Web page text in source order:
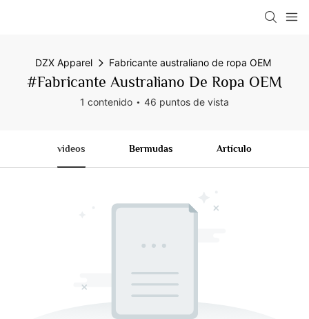
DZX Apparel Fabricante australiano de ropa OEM
#Fabricante Australiano De Ropa OEM
1 contenido 46 puntos de vista
videos Bermudas Artículo